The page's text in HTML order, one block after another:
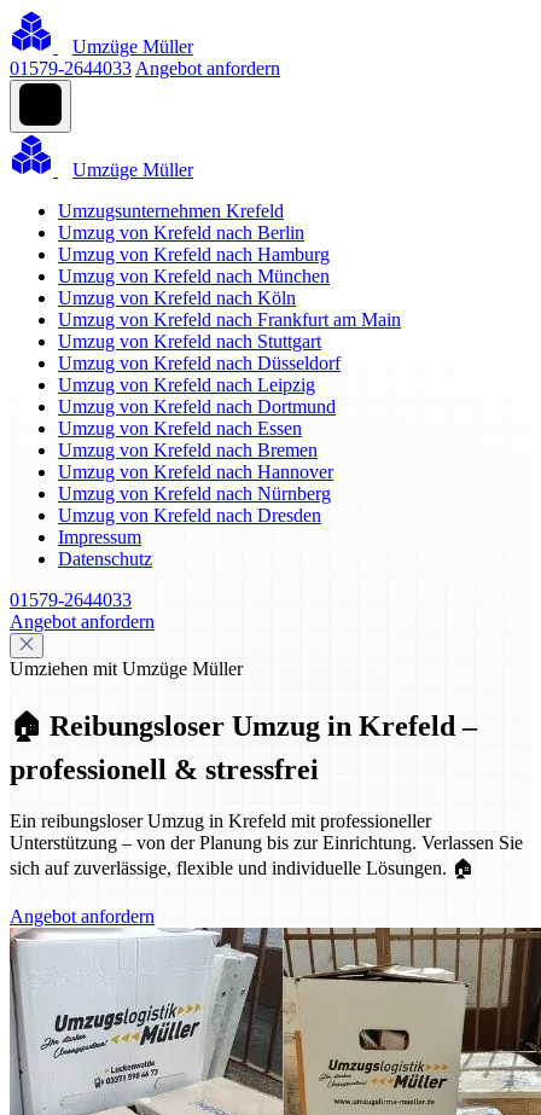
Umzüge Müller
01579-2644033 Angebot anfordern
Umzüge Müller
Umzugsunternehmen Krefeld
Umzug von Krefeld nach Berlin
Umzug von Krefeld nach Hamburg
Umzug von Krefeld nach München
Umzug von Krefeld nach Köln
Umzug von Krefeld nach Frankfurt am Main
Umzug von Krefeld nach Stuttgart
Umzug von Krefeld nach Düsseldorf
Umzug von Krefeld nach Leipzig
Umzug von Krefeld nach Dortmund
Umzug von Krefeld nach Essen
Umzug von Krefeld nach Bremen
Umzug von Krefeld nach Hannover
Umzug von Krefeld nach Nürnberg
Umzug von Krefeld nach Dresden
Impressum
Datenschutz
01579-2644033
Angebot anfordern
Umziehen mit Umzüge Müller
🏠 Reibungsloser Umzug in Krefeld –
professionell & stressfrei
Ein reibungsloser Umzug in Krefeld mit professioneller
Unterstützung – von der Planung bis zur Einrichtung. Verlassen Sie
sich auf zuverlässige, flexible und individuelle Lösungen. 🏠
Angebot anfordern